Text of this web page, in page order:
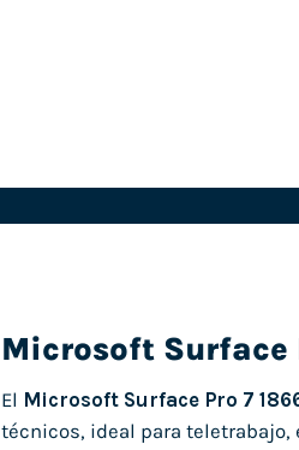
Microsoft Surface
El Microsoft Surface Pro 7
técnicos, ideal para teletrabajo,